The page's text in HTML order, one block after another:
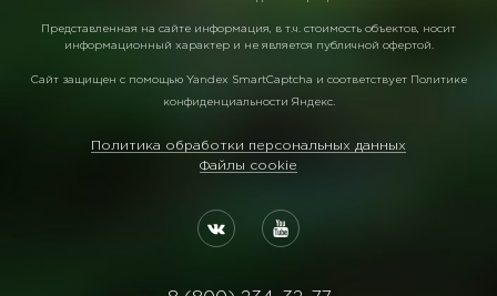
Представленная на сайте информация, в т.ч. стоимость объектов, носит
информационный характер и не является публичной офертой.
Сайт защищен с помощью Yandex SmartCaptcha и соответствует Политике
конфиденциальности Яндекс.
Политика обработки персональных данных
Файлы cookie